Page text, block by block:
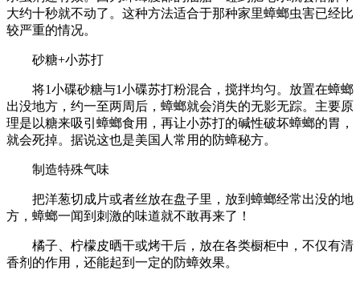
大约十秒就不动了。这种方法适合于那种家里蟑螂虫害已经比
较严重的情况。
砂糖+小苏打
将1小碟砂糖与1小碟苏打粉混合，搅拌均匀。放置在蟑螂
出没地方，约一至两周后，蟑螂就会消失的无影无踪。主要原
理是以糖来吸引蟑螂食用，再让小苏打的碱性破坏蟑螂的胃，
就会死掉。据说这也是美国人常用的防蟑秘方。
制造特殊气味
把洋葱切成片或者丝放在盘子里，放到蟑螂经常出没的地
方，蟑螂一闻到刺激的味道就不敢再来了！
橘子、柠檬皮晒干或烤干后，放在各类橱柜中，不仅有清
香剂的作用，还能起到一定的防蟑效果。